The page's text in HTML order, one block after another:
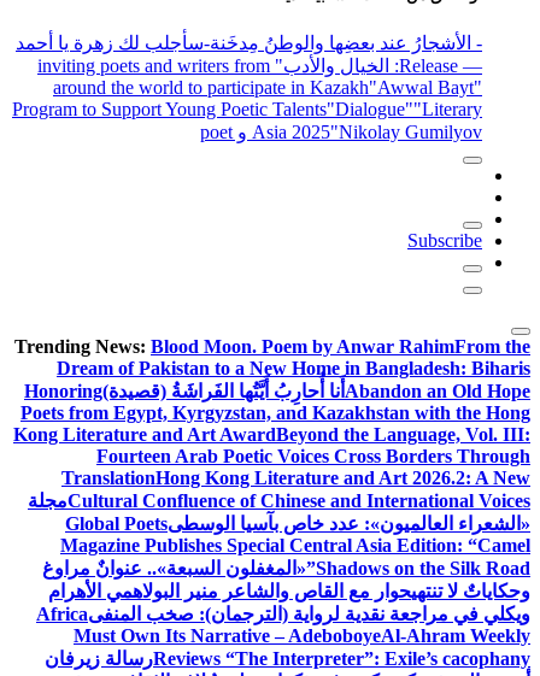
- الأشجارُ عند بعضِها والوطنُ مِدخَنة-سأجلب لك زهرة يا أحمد
— Release
: الخيال والأدب
" inviting poets and writers from
around the world to participate in Kazakh"Awwal Bayt"
Program to Support Young Poetic Talents"Dialogue""Literary
Asia 2025"Nikolay Gumilyov و poet
Subscribe
Trending News: Blood Moon. Poem by Anwar RahimFrom the
Dream of Pakistan to a New Home in Bangladesh: Biharis
Abandon an Old Hope أَنا أُحارِبُ أَيَّتُها الفَراشَةُ (قصيدة)Honoring
Poets from Egypt, Kyrgyzstan, and Kazakhstan with the Hong
Kong Literature and Art AwardBeyond the Language, Vol. III:
Fourteen Arab Poetic Voices Cross Borders Through
TranslationHong Kong Literature and Art 2026.2: A New
Cultural Confluence of Chinese and International Voicesمجلة
«الشعراء العالميون»: عدد خاص بآسيا الوسطىGlobal Poets
Magazine Publishes Special Central Asia Edition: “Camel
Shadows on the Silk Road” «المغفلون السبعة».. عنوانٌ مراوغ
وحكاياتٌ لا تنتهيحوار مع القاص والشاعر منير البولاهمي الأهرام
ويكلي في مراجعة نقدية لرواية (الترجمان): صخب المنفىAfrica
Must Own Its Narrative – AdeboboyeAl-Ahram Weekly
Reviews “The Interpreter”: Exile’s cacophanyرسالة زيرفان